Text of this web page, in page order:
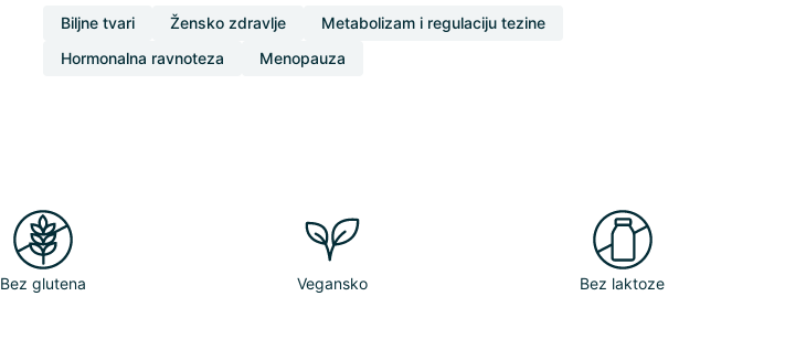
Biljne tvari Žensko zdravlje
Metabolizam i regulaciju tezine
Hormonalna ravnoteza
Menopauza
Bez glutena Vegansko Bez laktoze